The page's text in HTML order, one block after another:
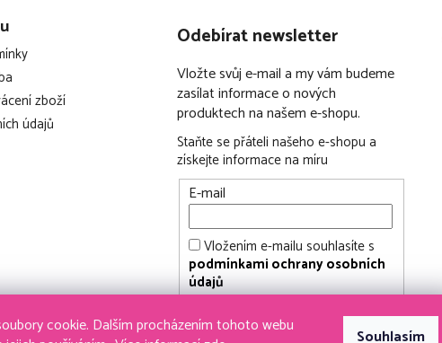
cookie. Dalším procházením tohoto webu
Souhlasím
zboží
údajů
Odebírat newsletter
Vložte svůj e-mail a my vám budeme
zasílat informace o nových
produktech na našem e-shopu.
Staňte se přáteli našeho e-shopu a
získejte informace na míru
E-mail
Vložením e-mailu souhlasíte s
podmínkami ochrany osobních
údajů
PŘIHLÁSIT SE